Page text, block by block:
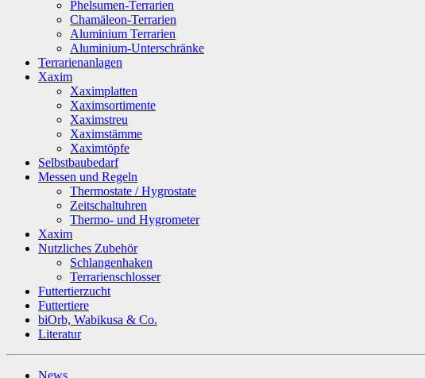
Phelsumen-Terrarien
Chamäleon-Terrarien
Aluminium Terrarien
Aluminium-Unterschränke
Terrarienanlagen
Xaxim
Xaximplatten
Xaximsortimente
Xaximstreu
Xaximstämme
Xaximtöpfe
Selbstbaubedarf
Messen und Regeln
Thermostate / Hygrostate
Zeitschaltuhren
Thermo- und Hygrometer
Xaxim
Nutzliches Zubehör
Schlangenhaken
Terrarienschlosser
Futtertierzucht
Futtertiere
biOrb, Wabikusa & Co.
Literatur
News